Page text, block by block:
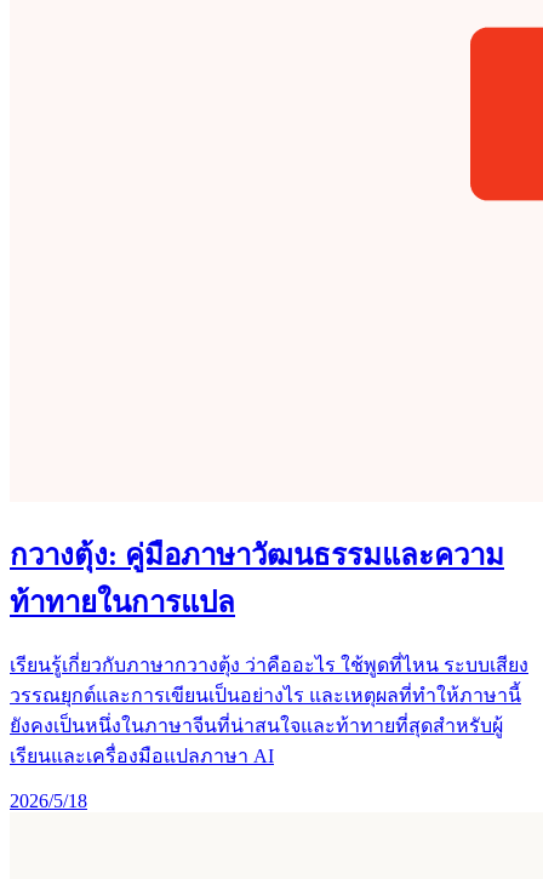
กวางตุ้ง: คู่มือภาษาวัฒนธรรมและความ
ท้าทายในการแปล
เรียนรู้เกี่ยวกับภาษากวางตุ้ง ว่าคืออะไร ใช้พูดที่ไหน ระบบเสียง
วรรณยุกต์และการเขียนเป็นอย่างไร และเหตุผลที่ทำให้ภาษานี้
ยังคงเป็นหนึ่งในภาษาจีนที่น่าสนใจและท้าทายที่สุดสำหรับผู้
เรียนและเครื่องมือแปลภาษา AI
2026/5/18